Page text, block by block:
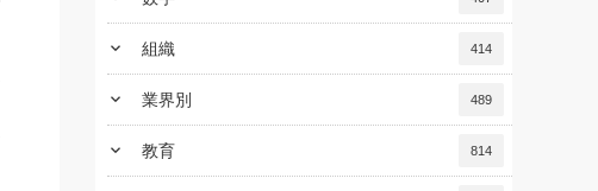
keyboard_arrow_down 組織 414
keyboard_arrow_down 業界別 489
keyboard_arrow_down 教育 814